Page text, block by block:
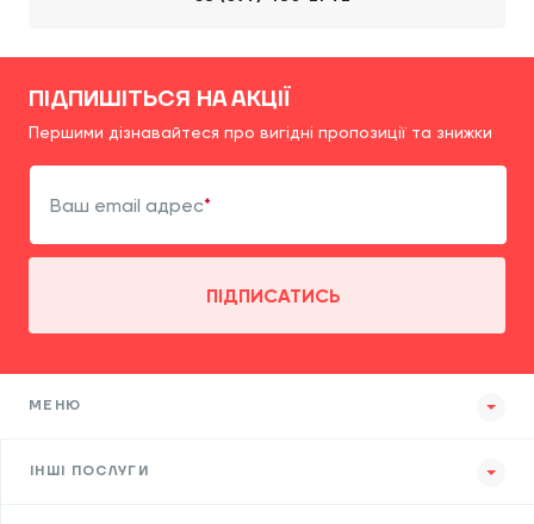
ПІДПИШІТЬСЯ НА АКЦІЇ
Першими дізнавайтеся про вигідні пропозиції та знижки
Ваш email адрес
ПІДПИСАТИСЬ
МЕНЮ
ІНШІ ПОСЛУГИ